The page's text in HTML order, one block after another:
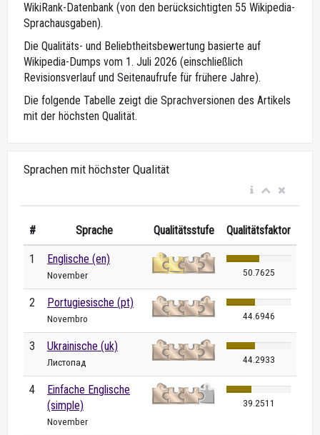
WikiRank-Datenbank (von den berücksichtigten 55 Wikipedia-
Sprachausgaben).
Die Qualitäts- und Beliebtheitsbewertung basierte auf
Wikipedia-Dumps vom 1. Juli 2026 (einschließlich
Revisionsverlauf und Seitenaufrufe für frühere Jahre).
Die folgende Tabelle zeigt die Sprachversionen des Artikels
mit der höchsten Qualität.
Sprachen mit höchster Qualität
# Sprache Qualitätsstufe Qualitätsfaktor
1 Englische (en)
November 50.7625
2 Portugiesische (pt)
Novembro 44.6946
3 Ukrainische (uk)
Листопад 44.2933
4
Einfache Englische
(simple)
November
39.2511